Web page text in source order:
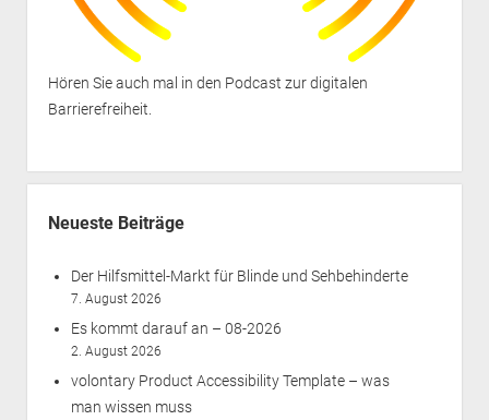
Hören Sie auch mal in den Podcast zur digitalen
Barrierefreiheit
Neueste Beiträge
Der Hilfsmittel-Markt für Blinde und Sehbehinderte
7. August 2026
Es kommt darauf an – 08-2026
2. August 2026
volontary Product Accessibility Template – was
man wissen muss